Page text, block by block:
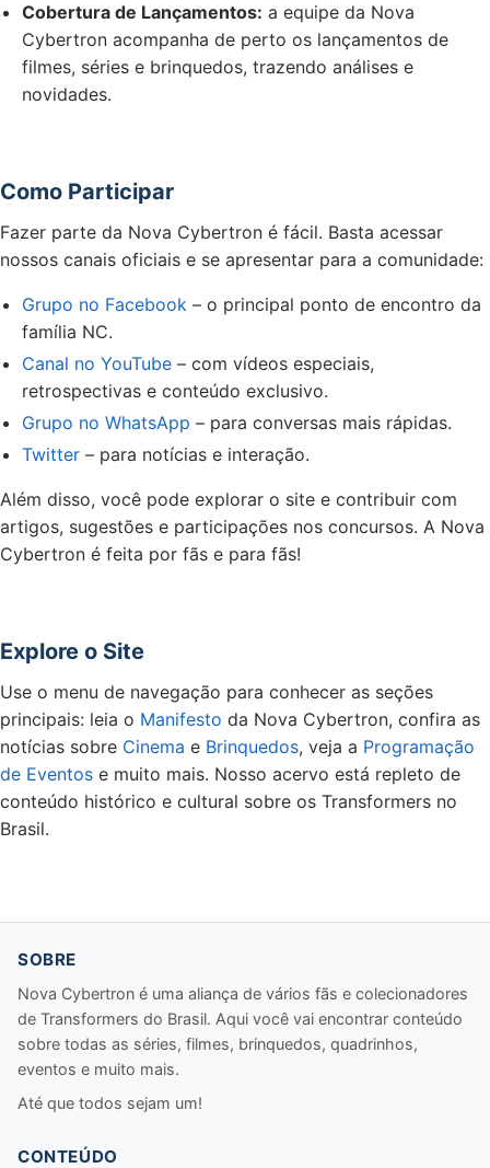
Cobertura de Lançamentos: a equipe da Nova
Cybertron acompanha de perto os lançamentos de
filmes, séries e brinquedos, trazendo análises e
novidades.
Como Participar
Fazer parte da Nova Cybertron é fácil. Basta acessar
nossos canais oficiais e se apresentar para a comunidade:
Grupo no Facebook – o principal ponto de encontro da
família NC.
Canal no YouTube – com vídeos especiais,
retrospectivas e conteúdo exclusivo.
Grupo no WhatsApp – para conversas mais rápidas.
Twitter – para notícias e interação.
Além disso, você pode explorar o site e contribuir com
artigos, sugestões e participações nos concursos. A Nova
Cybertron é feita por fãs e para fãs!
Explore o Site
Use o menu de navegação para conhecer as seções
principais: leia o Manifesto da Nova Cybertron, confira as
notícias sobre Cinema e Brinquedos, veja a Programação
de Eventos e muito mais. Nosso acervo está repleto de
conteúdo histórico e cultural sobre os Transformers no
Brasil.
SOBRE
Nova Cybertron é uma aliança de vários fãs e colecionadores
de Transformers do Brasil. Aqui você vai encontrar conteúdo
sobre todas as séries, filmes, brinquedos, quadrinhos,
eventos e muito mais.
Até que todos sejam um!
CONTEÚDO